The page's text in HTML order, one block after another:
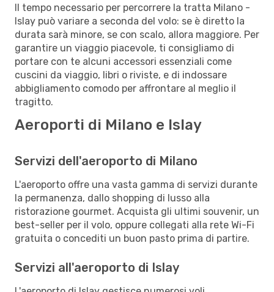
Il tempo necessario per percorrere la tratta Milano -
Islay può variare a seconda del volo: se è diretto la
durata sarà minore, se con scalo, allora maggiore. Per
garantire un viaggio piacevole, ti consigliamo di
portare con te alcuni accessori essenziali come
cuscini da viaggio, libri o riviste, e di indossare
abbigliamento comodo per affrontare al meglio il
tragitto.
Aeroporti di Milano e Islay
Servizi dell'aeroporto di Milano
L'aeroporto offre una vasta gamma di servizi durante
la permanenza, dallo shopping di lusso alla
ristorazione gourmet. Acquista gli ultimi souvenir, un
best-seller per il volo, oppure collegati alla rete Wi-Fi
gratuita o concediti un buon pasto prima di partire.
Servizi all'aeroporto di Islay